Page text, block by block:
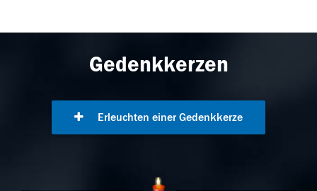
Gedenkkerzen
Erleuchten einer Gedenkkerze